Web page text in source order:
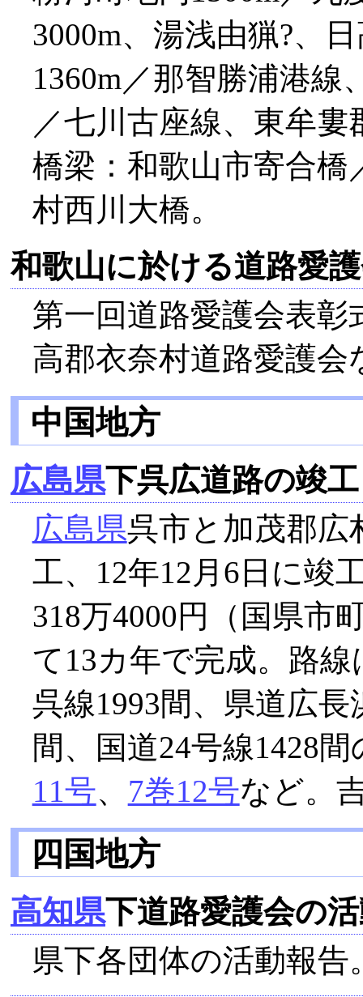
3000m、湯浅由猟?、
1360m／那智勝浦港線
／七川古座線、東牟婁
橋梁：和歌山市寄合橋
村西川大橋。
和歌山に於ける道路愛
第一回道路愛護会表彰
高郡衣奈村道路愛護
中国地方
広島県下呉広道路の竣工
広島県呉市と加茂郡広
工、12年12月6日に竣
318万4000円（国県市
て13カ年で完成。路
呉線1993間、県道広
間、国道24号線1428
11号、 7巻12号など。
四国地方
高知県下道路愛護会の
県下各団体の活動報告